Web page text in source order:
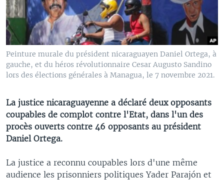
Peinture murale du président nicaraguayen Daniel Ortega, à
gauche, et du héros révolutionnaire Cesar Augusto Sandino
lors des élections générales à Managua, le 7 novembre 2021.
La justice nicaraguayenne a déclaré deux opposants
coupables de complot contre l'Etat, dans l'un des
procès ouverts contre 46 opposants au président
Daniel Ortega.
La justice a reconnu coupables lors d'une même
audience les prisonniers politiques Yader Parajón et